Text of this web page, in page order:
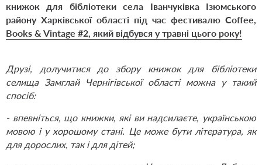
книжок для бібліотеки села Іванчуківка Ізюмського
району Харківської області під час фестивалю Coffee,
Books & Vintage #2, який відбувся у травні цього року!
Друзі, долучитися до збору книжок для бібліотеки
селища Замглай Чернігівської області можна у такий
спосіб:
- впевніться, що книжки, які ви надсилаєте, українською
мовою і у хорошому стані. Це може бути література, як
для дорослих, так і для дітей;